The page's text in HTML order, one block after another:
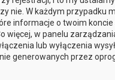
nie. W każdym przypadku
informacje o twoim
więcej, w panelu
lub wyłączenia
generowanych przez